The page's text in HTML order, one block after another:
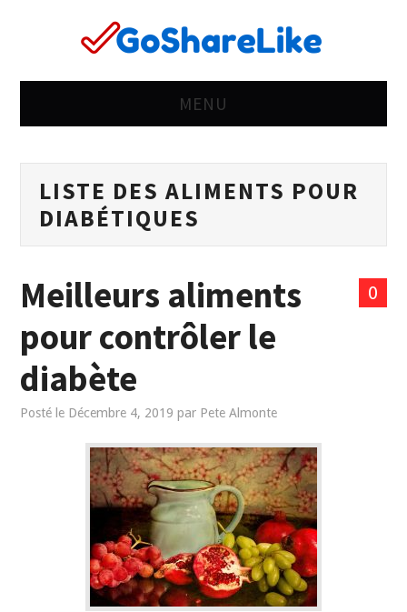
MENU
OUI
BIZARRE
MAL
VIE
FEMMES
RELATIONS
SPORTIF
LISTE DES ALIMENTS POUR
DIABÉTIQUES
0
Meilleurs aliments
pour contrôler le
diabète
Posté le Décembre 4, 2019 par Pete Almonte